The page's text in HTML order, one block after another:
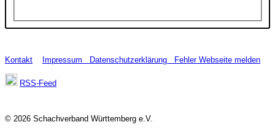
Kontakt Impressum Datenschutzerklärung Fehler Webseite melden
RSS-Feed
© 2026 Schachverband Württemberg e.V.